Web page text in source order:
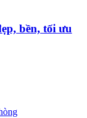
bền, tối ưu